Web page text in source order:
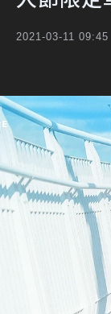
2021-03-11 09:45